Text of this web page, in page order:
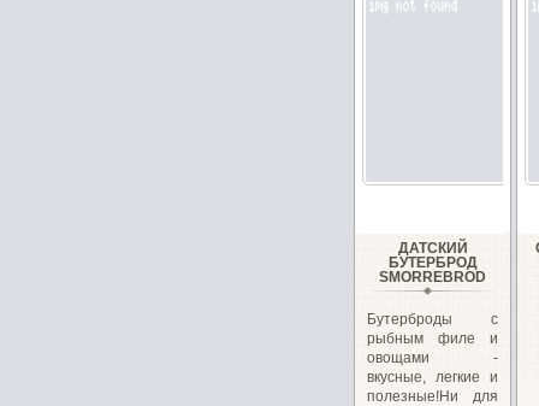
ДАТСКИЙ
БУТЕРБРОД
SMORREBROD
Бутерброды с
рыбным филе и
овощами -
вкусные, легкие и
полезные!Ни для